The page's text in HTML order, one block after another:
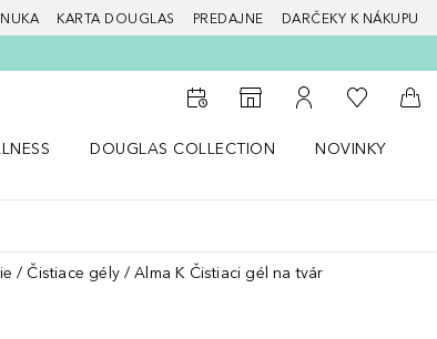
KARTA DOUGLAS PREDAJNE DARČEKY K NÁKUPU
Do vyhľadávača predajní
Do môjho účtu
Do môjho
Do
DOUGLAS COLLECTION
NOVINKY
Čistiace gély Alma K Čistiaci gél na tvár